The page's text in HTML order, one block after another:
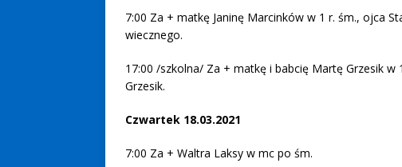
7:00 Za + matkę Janinę Marcinków w 1 r. śm., ojca
wiecznego.
17:00 /szkolna/ Za + matkę i babcię Martę Grzesik
Grzesik.
Czwartek 18.03.2021
7:00 Za + Waltra Laksy w mc po śm.